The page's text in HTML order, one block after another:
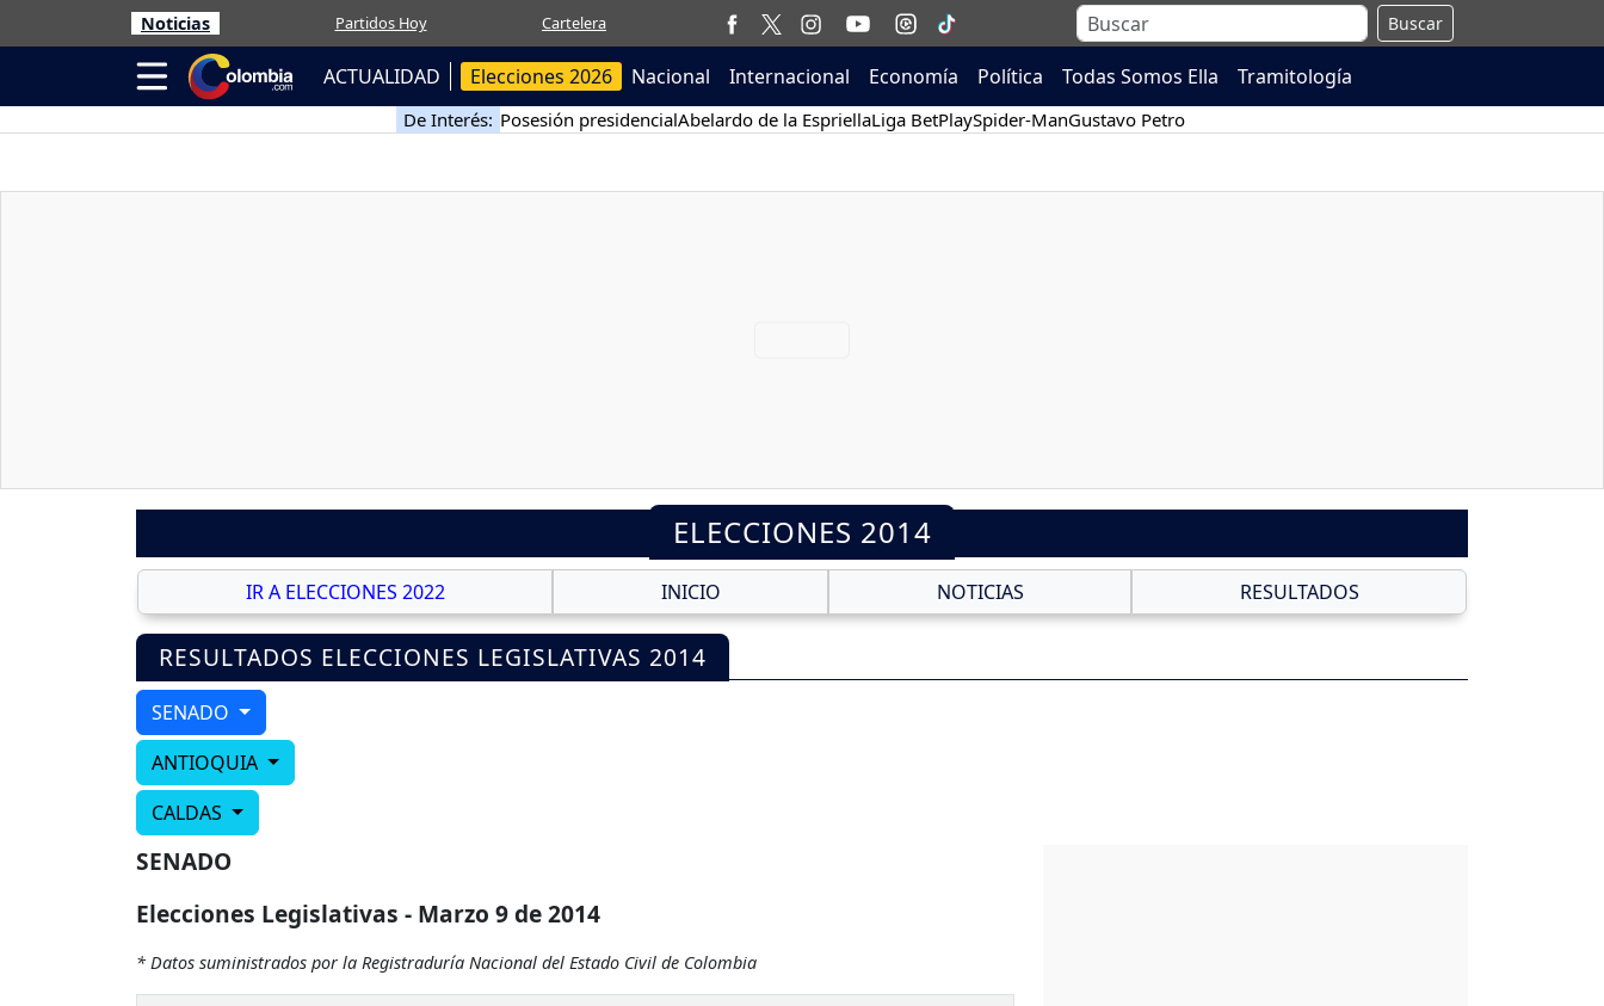
Noticias Partidos Hoy Cartelera Buscar
ACTUALIDAD Elecciones 2026 Nacional Internacional Economía Política Todas Somos Ella Tramitología
De Interés: Posesión presidencialAbelardo de la EspriellaLiga BetPlaySpider-ManGustavo Petro
ELECCIONES 2014
IR A ELECCIONES 2022 INICIO NOTICIAS RESULTADOS
RESULTADOS ELECCIONES LEGISLATIVAS 2014
SENADO
ANTIOQUIA
CALDAS
SENADO
Elecciones Legislativas - Marzo 9 de 2014
* Datos suministrados por la Registraduría Nacional del Estado Civil de Colombia